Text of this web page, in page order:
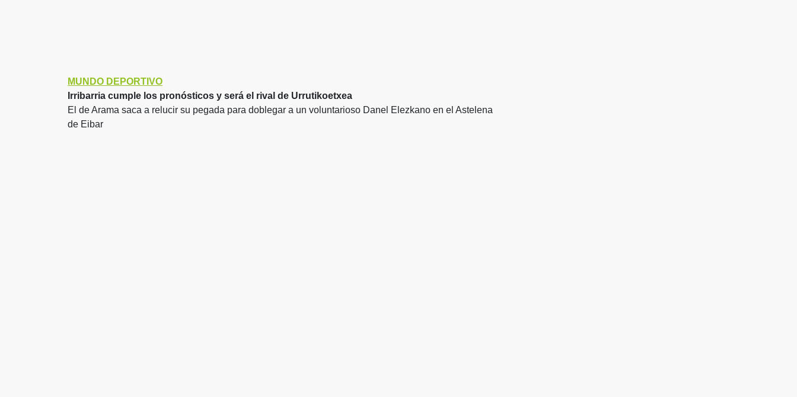
MUNDO DEPORTIVO
Irribarria cumple los pronósticos y será el rival de Urrutikoetxea
El de Arama saca a relucir su pegada para doblegar a un voluntarioso Danel Elezkano en el Astelena
de Eibar